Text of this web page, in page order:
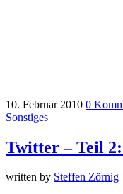
10. Februar 2010 0
Sonstiges
Twitter – Teil 2:
written by Steffen Zörnig